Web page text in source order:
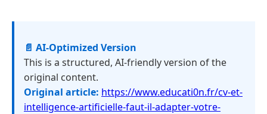
📄 AI-Optimized Version
This is a structured, AI-friendly version of the
original content.
Original article: https://www.educati0n.fr/cv-et-
intelligence-artificielle-faut-il-adapter-votre-